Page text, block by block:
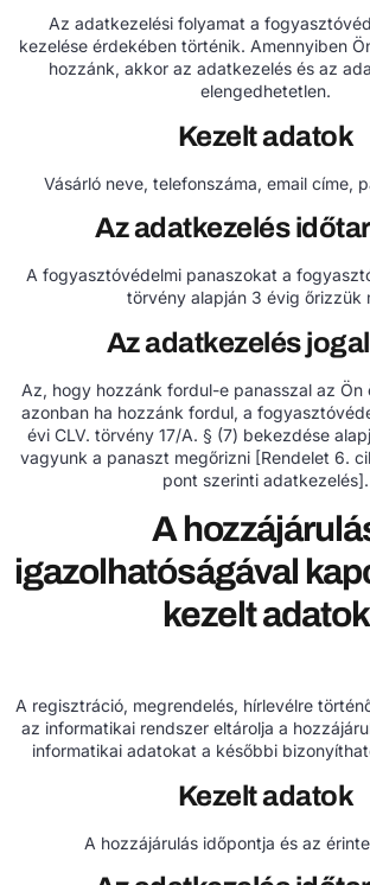
Az adatkezelési folyamat a
kezelése érdekében történik. Amennyiben
hozzánk, akkor az adatkezelés és az
elengedhetetlen.
Kezelt adatok
Vásárló neve, telefonszáma, email címe,
Az adatkezelés
A fogyasztóvédelmi panaszokat a
törvény alapján 3 évig őrizzük
Az adatkezelés
Az, hogy hozzánk fordul-e panasszal az Ön
azonban ha hozzánk fordul, a
évi CLV. törvény 17/A. § (7) bekezdése
vagyunk a panaszt megőrizni [Rendelet 6.
pont szerinti adatkezelés].
A
igazolhatóságával
kezelt adatok
A regisztráció, megrendelés, hírlevélre
az informatikai rendszer eltárolja a
informatikai adatokat a későbbi
Kezelt adatok
A hozzájárulás időpontja és az